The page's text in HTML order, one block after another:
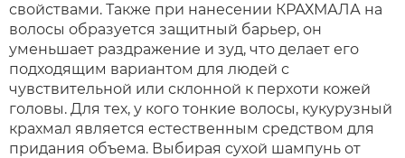
свойствами. Также при нанесении КРАХМАЛА на
волосы образуется защитный барьер, он
уменьшает раздражение и зуд, что делает его
подходящим вариантом для людей с
чувствительной или склонной к перхоти кожей
головы. Для тех, у кого тонкие волосы, кукурузный
крахмал является естественным средством для
придания объема. Выбирая сухой шампунь от